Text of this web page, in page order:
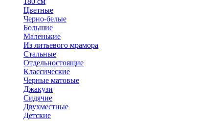
Цветные
Черно-белые
Большие
Маленькие
Из литьевого мрамора
Стальные
Отдельностоящие
Классические
Черные матовые
Джакузи
Сидячие
Двухместные
Детские